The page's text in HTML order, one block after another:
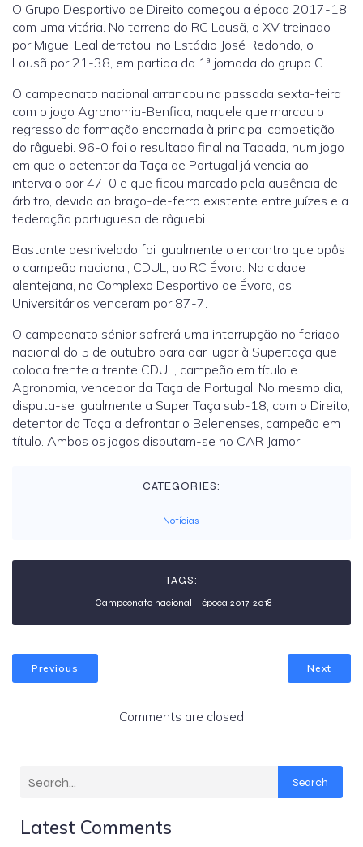
O Grupo Desportivo de Direito começou a época 2017-18
com uma vitória. No terreno do RC Lousã, o XV treinado
por Miguel Leal derrotou, no Estádio José Redondo, o
Lousã por 21-38, em partida da 1ª jornada do grupo C.
O campeonato nacional arrancou na passada sexta-feira
com o jogo Agronomia-Benfica, naquele que marcou o
regresso da formação encarnada à principal competição
do râguebi. 96-0 foi o resultado final na Tapada, num jogo
em que o detentor da Taça de Portugal já vencia ao
intervalo por 47-0 e que ficou marcado pela ausência de
árbitro, devido ao braço-de-ferro existente entre juízes e a
federação portuguesa de râguebi.
Bastante desnivelado foi igualmente o encontro que opôs
o campeão nacional, CDUL, ao RC Évora. Na cidade
alentejana, no Complexo Desportivo de Évora, os
Universitários venceram por 87-7.
O campeonato sénior sofrerá uma interrupção no feriado
nacional do 5 de outubro para dar lugar à Supertaça que
coloca frente a frente CDUL, campeão em título e
Agronomia, vencedor da Taça de Portugal. No mesmo dia,
disputa-se igualmente a Super Taça sub-18, com o Direito,
detentor da Taça a defrontar o Belenenses, campeão em
título. Ambos os jogos disputam-se no CAR Jamor.
CATEGORIES:
Notícias
TAGS:
Campeonato nacional época 2017-2018
Previous Next
Comments are closed
Search
Latest Comments